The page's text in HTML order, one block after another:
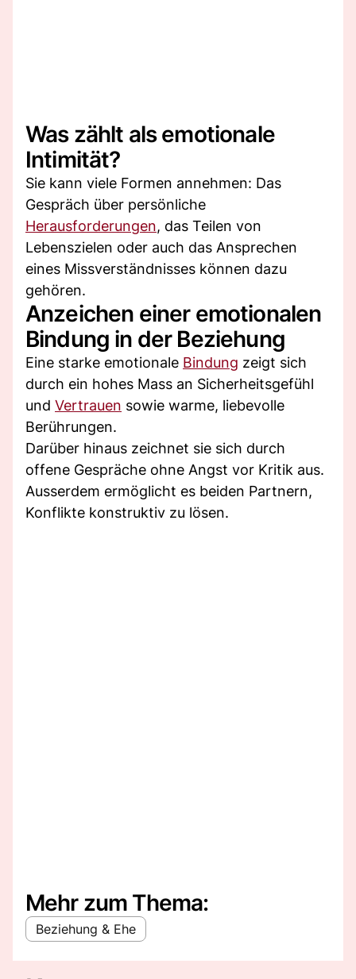
Was zählt als emotionale
Intimität?
Sie kann viele Formen annehmen: Das
Gespräch über persönliche
Herausforderungen, das Teilen von
Lebenszielen oder auch das Ansprechen
eines Missverständnisses können dazu
gehören.
Anzeichen einer emotionalen
Bindung in der Beziehung
Eine starke emotionale Bindung zeigt sich
durch ein hohes Mass an Sicherheitsgefühl
und Vertrauen sowie warme, liebevolle
Berührungen.
Darüber hinaus zeichnet sie sich durch
offene Gespräche ohne Angst vor Kritik aus.
Ausserdem ermöglicht es beiden Partnern,
Konflikte konstruktiv zu lösen.
Mehr zum Thema:
Beziehung & Ehe